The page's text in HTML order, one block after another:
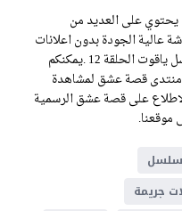
على العديد من
عالية الجودة بدون اعلانات
مزعجة. في هذه الحلقة نعرض لكم مسلسل ياقوت الحلقة 12 .يمكنكم
منتدى قصة عشق لمشاهدة
على قصة عشق الرسمية
موقعنا.
جريمة